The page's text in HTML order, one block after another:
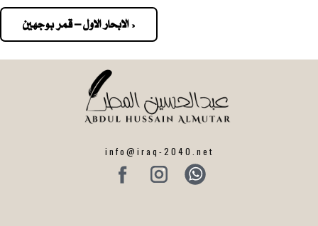
navigation
« الابحار الاول – قمر بوجهين
info@iraq-2040.net